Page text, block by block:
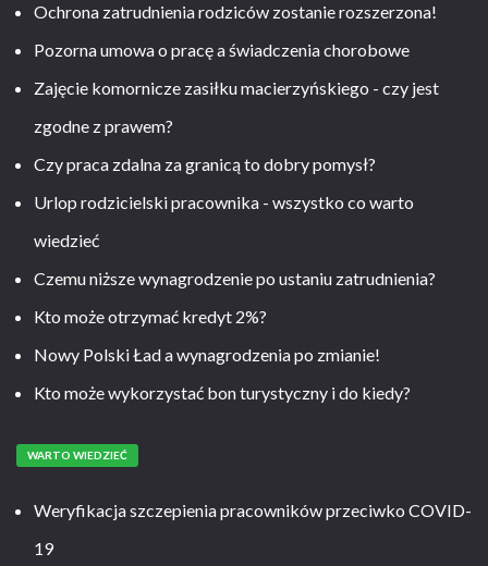
Ochrona zatrudnienia rodziców zostanie rozszerzona!
Pozorna umowa o pracę a świadczenia chorobowe
Zajęcie komornicze zasiłku macierzyńskiego - czy jest
zgodne z prawem?
Czy praca zdalna za granicą to dobry pomysł?
Urlop rodzicielski pracownika - wszystko co warto
wiedzieć
Czemu niższe wynagrodzenie po ustaniu zatrudnienia?
Kto może otrzymać kredyt 2%?
Nowy Polski Ład a wynagrodzenia po zmianie!
Kto może wykorzystać bon turystyczny i do kiedy?
WARTO WIEDZIEĆ
Weryfikacja szczepienia pracowników przeciwko COVID-
19